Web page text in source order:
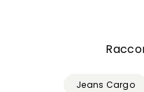
Jeans Cargo